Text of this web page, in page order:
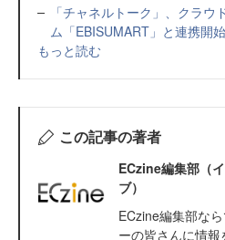
「チャネルトーク」、クラ
ム「EBISUMART」と連携開始
もっと読む
この記事の著者
ECzine編集部（
ブ）
ECzine編集部な
ーの皆さんに情報